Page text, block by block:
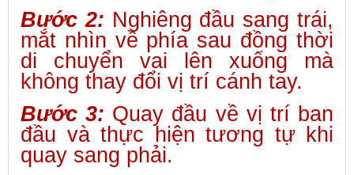
Bước 2: Nghiêng đầu sang trái,
mắt nhìn về phía sau đồng thời
di chuyển vai lên xuống mà
không thay đổi vị trí cánh tay.
Bước 3: Quay đầu về vị trí ban
đầu và thực hiện tương tự khi
quay sang phải.